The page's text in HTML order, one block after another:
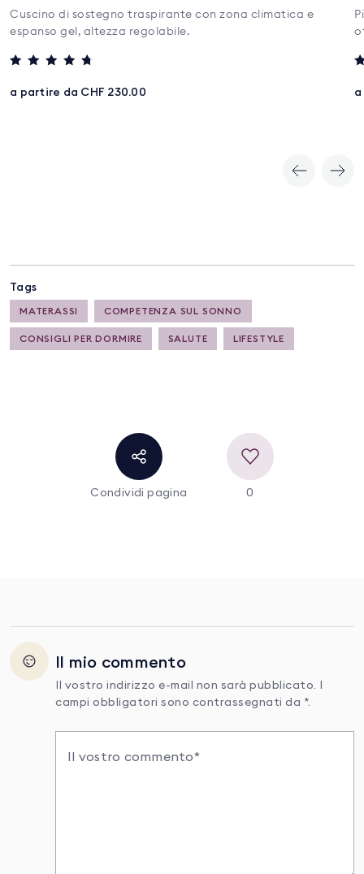
Cuscino di sostegno traspirante con zona climatica e
espanso gel, altezza regolabile.
su 5
a partire da CHF 230.00
Tags
MATERASSI COMPETENZA SUL SONNO
CONSIGLI PER DORMIRE SALUTE LIFESTYLE
Condividi pagina 0
Il mio commento
Il vostro indirizzo e-mail non sarà pubblicato. I
campi obbligatori sono contrassegnati da *.